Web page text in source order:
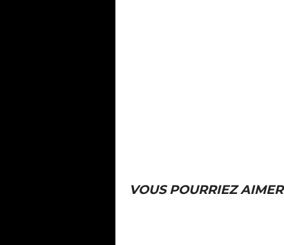
VOUS POURRIEZ AIMER